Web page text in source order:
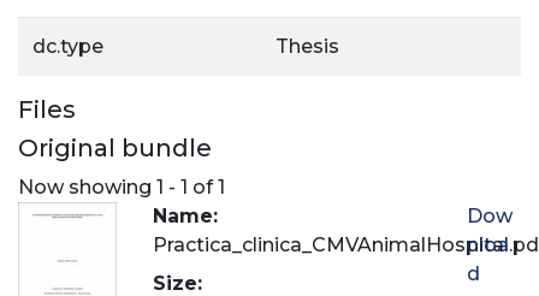
dc.type Thesis
Files
Original bundle
Now showing 1 - 1 of 1
Name:
Size:
Dow
nloa
d